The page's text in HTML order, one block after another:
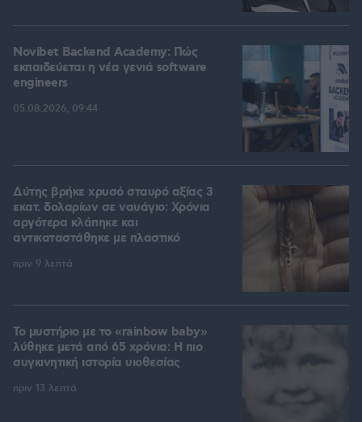
Novibet Backend Academy: Πώς
εκπαιδεύεται η νέα γενιά software
engineers
05.08.2026, 09:44
Δύτης βρήκε χρυσό σταυρό αξίας 3
εκατ. δολαρίων σε ναυάγιο: Χρόνια
αργότερα κλάπηκε και
αντικαταστάθηκε με πλαστικό
πριν 9 λεπτά
Το μυστήριο με το «rainbow baby»
λύθηκε μετά από 65 χρόνια: Η πιο
συγκινητική ιστορία υιοθεσίας
πριν 13 λεπτά